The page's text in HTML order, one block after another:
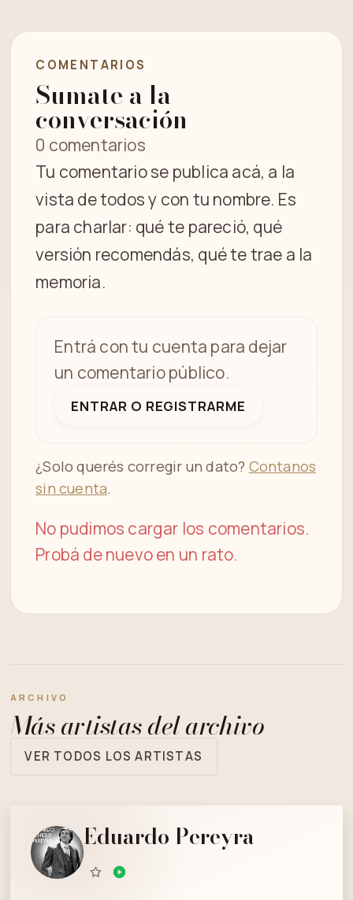
COMENTARIOS
Sumate a la
conversación
0 comentarios
Tu comentario se publica acá, a la
vista de todos y con tu nombre. Es
para charlar: qué te pareció, qué
versión recomendás, qué te trae a la
memoria.
Entrá con tu cuenta para dejar
un comentario público.
ENTRAR O REGISTRARME
¿Solo querés corregir un dato? Contanos
sin cuenta.
No pudimos cargar los comentarios.
Probá de nuevo en un rato.
ARCHIVO
Más artistas del archivo
VER TODOS LOS ARTISTAS
Eduardo Pereyra